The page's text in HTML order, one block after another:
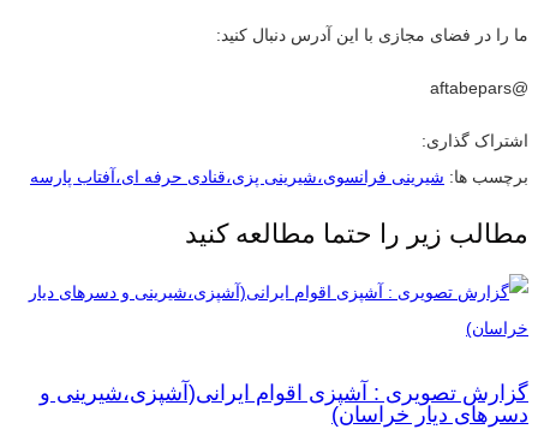
ما را در فضای مجازی با این آدرس دنبال کنید:
@aftabepars
اشتراک گذاری:
برچسب ها: شیرینی فرانسوی،شیرینی پزی،قنادی حرفه ای،آفتاب پارسه
مطالب زیر را حتما مطالعه کنید
گزارش تصویری : آشپزی اقوام ایرانی(آشپزی،شیرینی و
دسرهای دیار خراسان)